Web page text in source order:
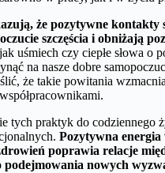
że pozytywne kontakty
szczęścia i obniżają
uśmiech czy ciepłe słowa o
na nasze dobre
że takie powitania
tych praktyk do codziennego
Pozytywna
poprawia relacje
podejmowania nowych